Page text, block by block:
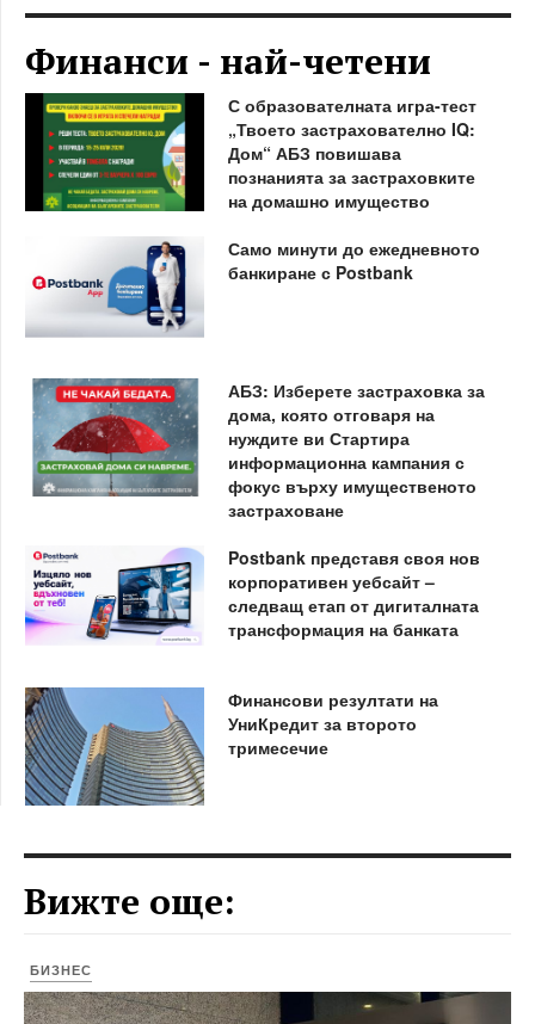
Финанси - най-четени
С образователната игра-тест
„Твоето застрахователно IQ:
Дом“ АБЗ повишава
познанията за застраховките
на домашно имущество
Само минути до ежедневното
банкиране с Postbank
АБЗ: Изберете застраховка за
дома, която отговаря на
нуждите ви Стартира
информационна кампания с
фокус върху имущественото
застраховане
Postbank представя своя нов
корпоративен уебсайт –
следващ етап от дигиталната
трансформация на банката
Финансови резултати на
УниКредит за второто
тримесечие
Вижте още:
БИЗНЕС